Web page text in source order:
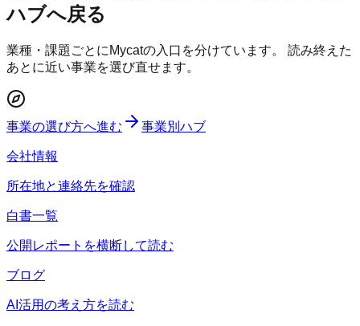
ハブへ戻る
業種・課題ごとにMycatの入口を分けています。 読み終えた
あとに近い事業を選び直せます。
事業の選び方へ進む 事業別ハブ
会社情報
所在地と連絡先を確認
白書一覧
公開レポートを横断して読む
ブログ
AI活用の考え方を読む